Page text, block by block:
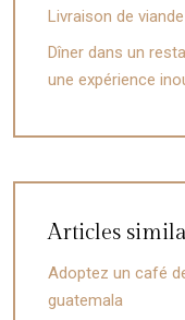
Livraison de
Dîner dans un
une expérience
Articles
Adoptez un café
guatemala